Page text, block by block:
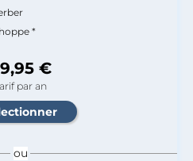
*
€
par an
ou